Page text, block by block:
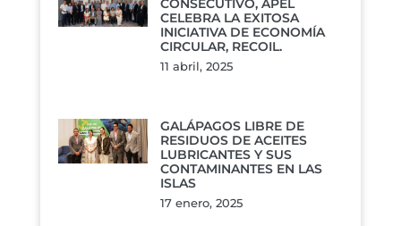
CONSECUTIVO, APEL
CELEBRA LA EXITOSA
INICIATIVA DE ECONOMÍA
CIRCULAR, RECOIL.
11 abril, 2025
GALÁPAGOS LIBRE DE
RESIDUOS DE ACEITES
LUBRICANTES Y SUS
CONTAMINANTES EN LAS
ISLAS
17 enero, 2025